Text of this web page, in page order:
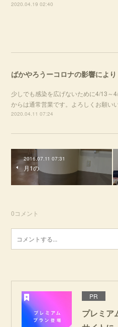
2020.04.19 02:40
ばかやろうーコロナの影響により
少しでも感染を広げないために4/13～
からは通常営業です。よろしくお願い
2020.04.11 07:24
2016.07.11 07:31
月1の
0コメント
PR
プレミア